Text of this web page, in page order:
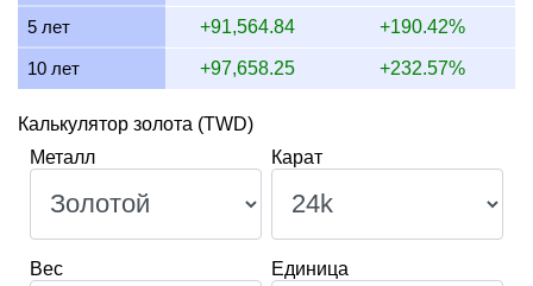
5 лет +91,564.84 +190.42%
10 лет +97,658.25 +232.57%
Калькулятор золота (TWD)
Металл
Карат
Вес Единица